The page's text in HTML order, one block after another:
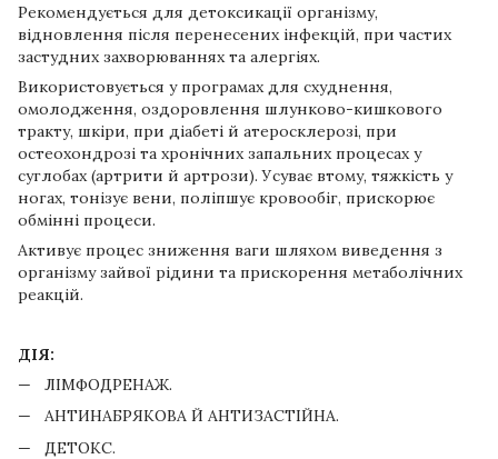
Рекомендується для детоксикації організму,
відновлення після перенесених інфекцій, при частих
застудних захворюваннях та алергіях.
Використовується у програмах для схуднення,
омолодження, оздоровлення шлунково-кишкового
тракту, шкіри, при діабеті й атеросклерозі, при
остеохондрозі та хронічних запальних процесах у
суглобах (артрити й артрози). Усуває втому, тяжкість у
ногах, тонізує вени, поліпшує кровообіг, прискорює
обмінні процеси.
Активує процес зниження ваги шляхом виведення з
організму зайвої рідини та прискорення метаболічних
реакцій.
ДІЯ:
ЛІМФОДРЕНАЖ.
АНТИНАБРЯКОВА Й АНТИЗАСТІЙНА.
ДЕТОКС.